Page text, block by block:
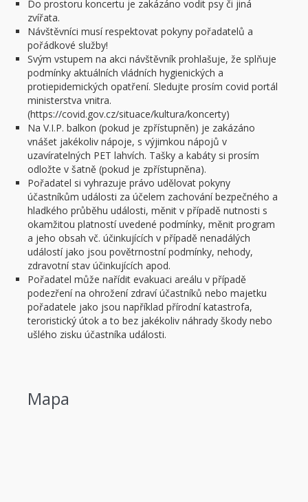
Do prostoru koncertu je zakázáno vodit psy či jiná
zvířata.
Návštěvníci musí respektovat pokyny pořadatelů a
pořádkové služby!
Svým vstupem na akci návštěvník prohlašuje, že splňuje
podmínky aktuálních vládních hygienických a
protiepidemických opatření. Sledujte prosím covid portál
ministerstva vnitra.
(https://covid.gov.cz/situace/kultura/koncerty)
Na V.I.P. balkon (pokud je zpřístupněn) je zakázáno
vnášet jakékoliv nápoje, s výjimkou nápojů v
uzavíratelných PET lahvích. Tašky a kabáty si prosím
odložte v šatně (pokud je zpřístupněna).
Pořadatel si vyhrazuje právo udělovat pokyny
účastníkům události za účelem zachování bezpečného a
hladkého průběhu události, měnit v případě nutnosti s
okamžitou platností uvedené podmínky, měnit program
a jeho obsah vč. účinkujících v případě nenadálých
událostí jako jsou povětrnostní podmínky, nehody,
zdravotní stav účinkujících apod.
Pořadatel může nařídit evakuaci areálu v případě
podezření na ohrožení zdraví účastníků nebo majetku
pořadatele jako jsou například přírodní katastrofa,
teroristický útok a to bez jakékoliv náhrady škody nebo
ušlého zisku účastníka události.
Mapa